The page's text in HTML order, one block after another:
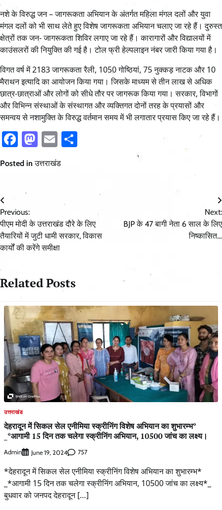
नशे के विरुद्ध जन – जागरूकता अभियान के अंतर्गत महिला मंगल दलों और युवा
मंगल दलों को भी साथ लेते हुए विशेष जागरूकता अभियान चलाए जा रहे हैं। दुरुस्त
क्षेत्रों तक जन- जागरूकता शिविर लगाए जा रहे हैं। कारागारों और विद्यालयों में
काउंसलरों की नियुक्ति की गई है। टोल फ्री हेल्पलाइन नंबर जारी किया गया है।
विगत वर्ष में 2183 जागरूकता रैली, 1050 गोष्ठियां, 75 नुक्कड़ नाटक और 10
मैराथन इत्यादि का आयोजन किया गया। जिसके माध्यम से तीन लाख से अधिक
छात्र-छात्राओं और लोगों को सीधे तौर पर जागरूक किया गया। सरकार, विभागों
और विभिन्न संस्थाओं के संस्थागत और व्यक्तिगत दोनों तरह के प्रयासों और
समन्वय से नशामुक्ति के विरुद्ध वर्तमान समय में भी लगातार प्रयास किए जा रहे हैं।
Facebook
Mastodon
Email
Posted inउत्तराखंड
Post
navigation
Previous:
पीएम मोदी के उत्तराखंड दौरे के लिए
तैयारियों में जुटी धामी सरकार, विकास
कार्यों की करेंगे समीक्षा
Next:
BJP के 47 बागी नेता 6 साल के लिए
निष्कासित…
Related Posts
उत्तराखंड
देहरादून में सिकल सेल एनीमिया स्क्रीनिंग विशेष अभियान का शुभारम्भ*
_*आगामी 15 दिन तक चलेगा स्क्रीनिंग अभियान, 10500 जांच का लक्ष्य।
Admin June 19, 2024 757
*देहरादून में सिकल सेल एनीमिया स्क्रीनिंग विशेष अभियान का शुभारम्भ*
_*आगामी 15 दिन तक चलेगा स्क्रीनिंग अभियान, 10500 जांच का लक्ष्य*_
बुधवार को जनपद देहरादून […]